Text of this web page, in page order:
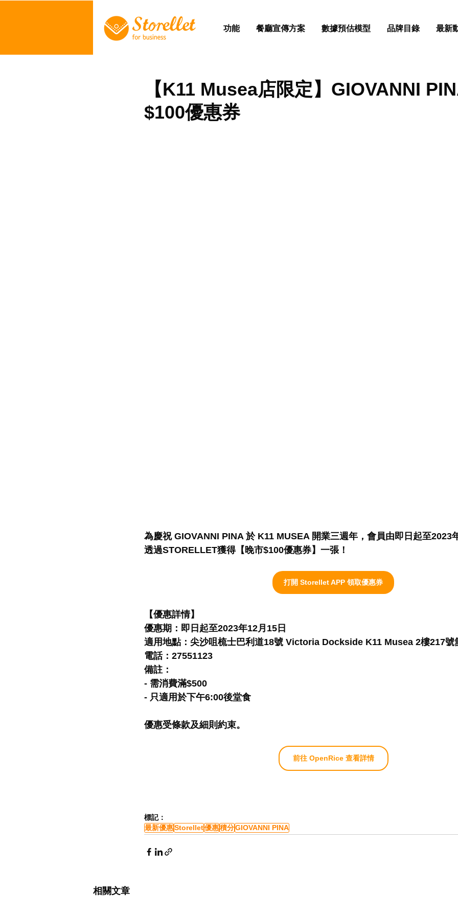
功能 餐廳宣傳方案 數據預估模型 品牌目錄 最新
【K11 Musea店限定】GIOVANNI
$100優惠券
為慶祝 GIOVANNI PINA 於 K11 MUSEA 開業三週年，會員由即日起至2023
透過STORELLET獲得【晚市$100優惠券】一張！
打開 Storellet APP 領取優惠券
【優惠詳情】
優惠期：即日起至2023年12月15日
適用地點：尖沙咀梳士巴利道18號 Victoria Dockside K11 Musea 2樓217號
電話：27551123
備註：
- 需消費滿$500
- 只適用於下午6:00後堂食
優惠受條款及細則約束。
前往 OpenRice 查看詳情
標記：
最新優惠Storellet優惠積分GIOVANNI PINA
相關文章